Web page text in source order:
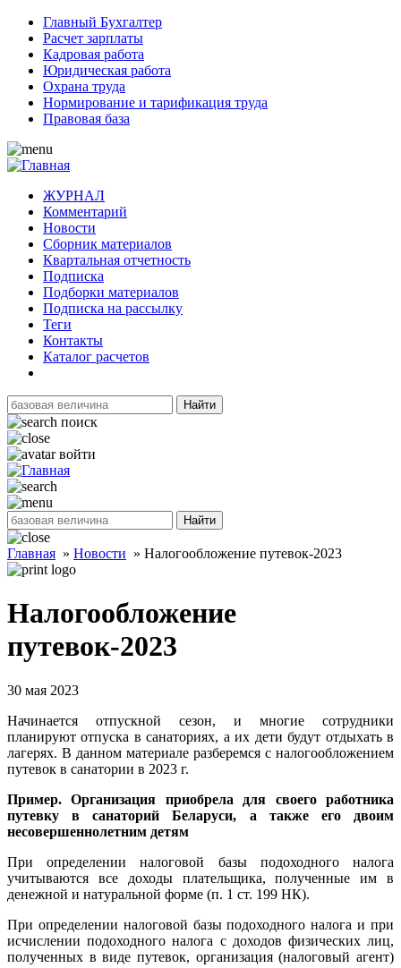
Главный Бухгалтер
Расчет зарплаты
Кадровая работа
Юридическая работа
Охрана труда
Нормирование и тарификация труда
Правовая база
ЖУРНАЛ
Комментарий
Новости
Сборник материалов
Квартальная отчетность
Подписка
Подборки материалов
Подписка на рассылку
Теги
Контакты
Каталог расчетов
Найти
поиск
войти
Найти
Главная » Новости » Налогообложение путевок-2023
Налогообложение
путевок-2023
30 мая 2023
Начинается отпускной сезон, и многие сотрудники
планируют отпуска в санаториях, а их дети будут отдыхать в
лагерях. В данном материале разберемся с налогообложением
путевок в санатории в 2023 г.
Пример. Организация приобрела для своего работника
путевку в санаторий Беларуси, а также его двоим
несовершеннолетним детям
При определении налоговой базы подоходного налога
учитываются все доходы плательщика, полученные им в
денежной и натуральной форме (п. 1 ст. 199 НК).
При определении налоговой базы подоходного налога и при
исчислении подоходного налога с доходов физических лиц,
полученных в виде путевок, организация (налоговый агент)